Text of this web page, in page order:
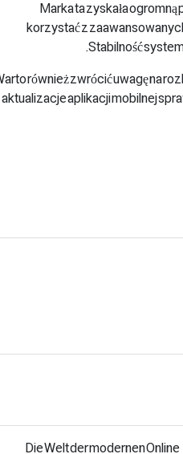
Marka ta zyskała
korzystać z
Stabilność
również zwrócić uwagę na
aktualizacje aplikacji mobilnej
Die Welt der modernen Online